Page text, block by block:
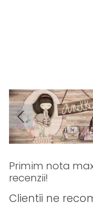
Primim nota
recenzii!
Clientii ne